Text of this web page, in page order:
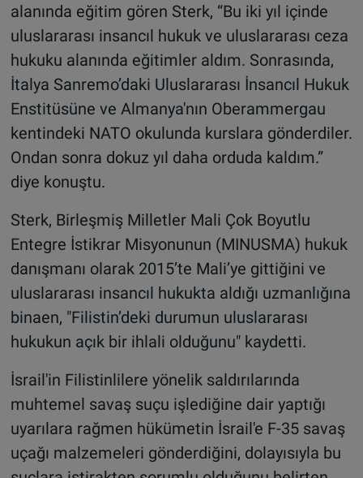
alanında eğitim gören Sterk, “Bu iki yıl içinde
uluslararası insancıl hukuk ve uluslararası ceza
hukuku alanında eğitimler aldım. Sonrasında,
İtalya Sanremo’daki Uluslararası İnsancıl Hukuk
Enstitüsüne ve Almanya'nın Oberammergau
kentindeki NATO okulunda kurslara gönderdiler.
Ondan sonra dokuz yıl daha orduda kaldım.”
diye konuştu.
Sterk, Birleşmiş Milletler Mali Çok Boyutlu
Entegre İstikrar Misyonunun (MINUSMA) hukuk
danışmanı olarak 2015’te Mali’ye gittiğini ve
uluslararası insancıl hukukta aldığı uzmanlığına
binaen, "Filistin’deki durumun uluslararası
hukukun açık bir ihlali olduğunu" kaydetti.
İsrail'in Filistinlilere yönelik saldırılarında
muhtemel savaş suçu işlediğine dair yaptığı
uyarılara rağmen hükümetin İsrail'e F-35 savaş
uçağı malzemeleri gönderdiğini, dolayısıyla bu